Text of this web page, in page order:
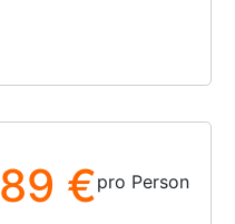
89 €pro Person